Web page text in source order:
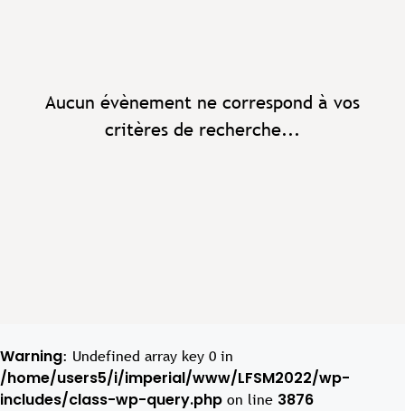
Aucun évènement ne correspond à vos
critères de recherche...
Warning: Undefined array key 0 in
/home/users5/i/imperial/www/LFSM2022/wp-
includes/class-wp-query.php on line 3876